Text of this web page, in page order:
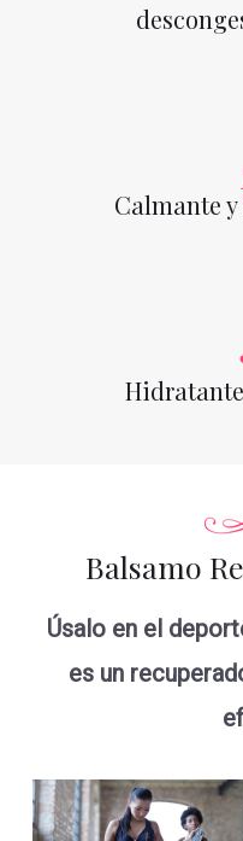
Calmante
Balsamo
Úsalo en el
es un